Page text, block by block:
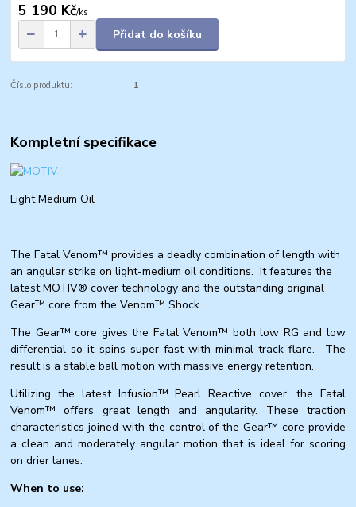
5 190 Kč/ks
Přidat do košíku
Číslo produktu: 1
Kompletní specifikace
Light Medium Oil
The Fatal Venom™ provides a deadly combination of length with
an angular strike on light-medium oil conditions. It features the
latest MOTIV® cover technology and the outstanding original
Gear™ core from the Venom™ Shock.
The Gear™ core gives the Fatal Venom™ both low RG and low
differential so it spins super-fast with minimal track flare. The
result is a stable ball motion with massive energy retention.
Utilizing the latest Infusion™ Pearl Reactive cover, the Fatal
Venom™ offers great length and angularity. These traction
characteristics joined with the control of the Gear™ core provide
a clean and moderately angular motion that is ideal for scoring
on drier lanes.
When to use: